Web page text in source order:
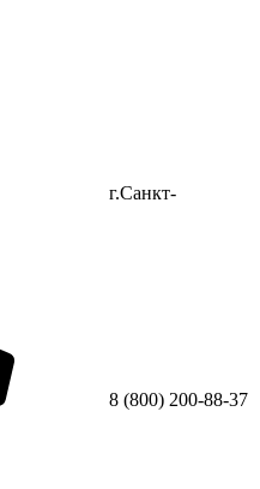
г.Санкт-
8 (800) 200-88-37